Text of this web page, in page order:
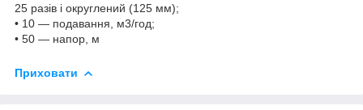
25 разів і округлений (125 мм);
• 10 — подавання, м3/год;
• 50 — напор, м
Приховати